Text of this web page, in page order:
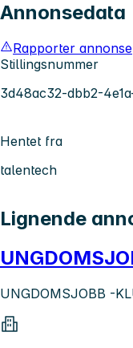
Annonsedata
Rapporter annonse
Stillingsnummer
3d48ac32-dbb2-
Hentet fra
talentech
Lignende
UNGDOMSJOBB -